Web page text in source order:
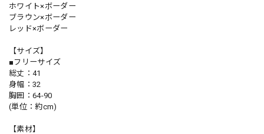
ホワイト×ボーダー
ブラウン×ボーダー
レッド×ボーダー
【サイズ】
■フリーサイズ
総丈：41
身幅：32
胸囲：64-90
(単位：約cm)
【素材】